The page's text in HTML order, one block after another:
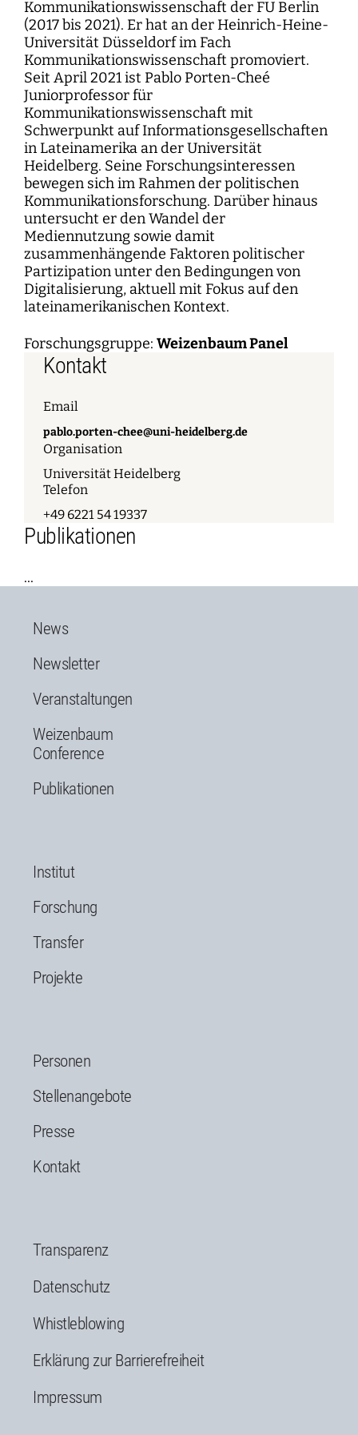
Kommunikationswissenschaft der FU Berlin
(2017 bis 2021). Er hat an der Heinrich-Heine-
Universität Düsseldorf im Fach
Kommunikationswissenschaft promoviert.
Seit April 2021 ist Pablo Porten-Cheé
Juniorprofessor für
Kommunikationswissenschaft mit
Schwerpunkt auf Informationsgesellschaften
in Lateinamerika an der Universität
Heidelberg. Seine Forschungsinteressen
bewegen sich im Rahmen der politischen
Kommunikationsforschung. Darüber hinaus
untersucht er den Wandel der
Mediennutzung sowie damit
zusammenhängende Faktoren politischer
Partizipation unter den Bedingungen von
Digitalisierung, aktuell mit Fokus auf den
lateinamerikanischen Kontext.
Forschungsgruppe: Weizenbaum Panel
Kontakt
Email
pablo.porten-chee@uni-heidelberg.de
Organisation
Universität Heidelberg
Telefon
+49 6221 54 19337
Publikationen
...
News
Newsletter
Veranstaltungen
Weizenbaum
Conference
Publikationen
Institut
Forschung
Transfer
Projekte
Personen
Stellenangebote
Presse
Kontakt
Transparenz
Datenschutz
Whistleblowing
Erklärung zur Barrierefreiheit
Impressum